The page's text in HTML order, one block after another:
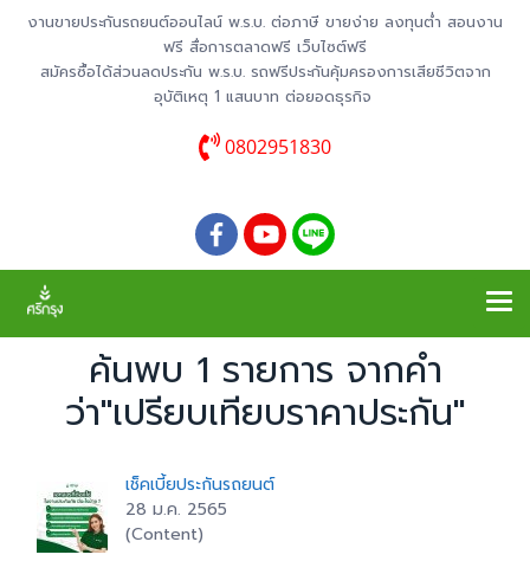
งานขายประกันรถยนต์ออนไลน์ พ.ร.บ. ต่อภาษี ขายง่าย ลงทุนต่ำ สอนงาน
ฟรี สื่อการตลาดฟรี เว็บไซต์ฟรี
สมัครซื้อได้ส่วนลดประกัน พ.ร.บ. รถฟรีประกันคุ้มครองการเสียชีวิตจาก
อุบัติเหตุ 1 แสนบาท ต่อยอดธุรกิจ
0802951830
ค้นพบ 1 รายการ จากคำ
ว่า"เปรียบเทียบราคาประกัน"
เช็คเบี้ยประกันรถยนต์
28 ม.ค. 2565
(Content)